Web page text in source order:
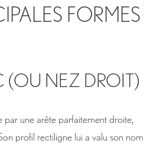
FORMES
(OU NEZ DROIT)
par une arête parfaitement droite,
profil rectiligne lui a valu son nom